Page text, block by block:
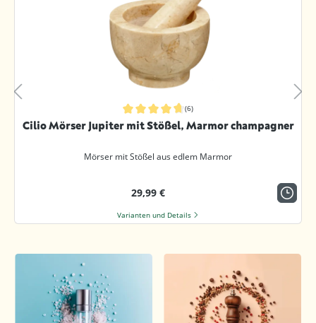
Durchschnittliche Bewertung von 4.8 von 5 Sternen
(6)
Cilio Mörser Jupiter mit Stößel, Marmor champagner
Mörser mit Stößel aus edlem Marmor
29,99 €
Varianten und Details